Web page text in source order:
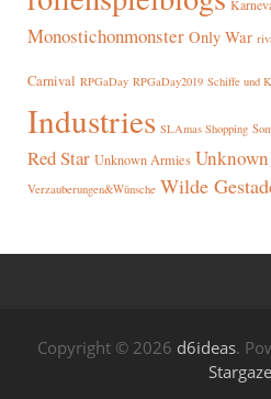
Monostichonmonster Only War
Carnival RPGaDay RPGaDay2019 Schiffe und
Industries SLAmas Shopping
Red Star Unknown Armies
Verzauberungen&Wünsche Wilde
Copyright © 2026 d6ideas.